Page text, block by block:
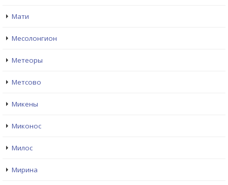
Мати
Месолонгион
Метеоры
Метсово
Микены
Миконос
Милос
Мирина